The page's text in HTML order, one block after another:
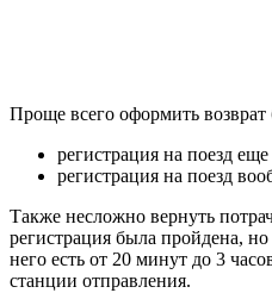
Проще всего оформить
регистрация на поезд еще
регистрация на поезд
Также несложно вернуть
регистрация была пройдена,
него есть от 20 минут до 3
станции отправления.